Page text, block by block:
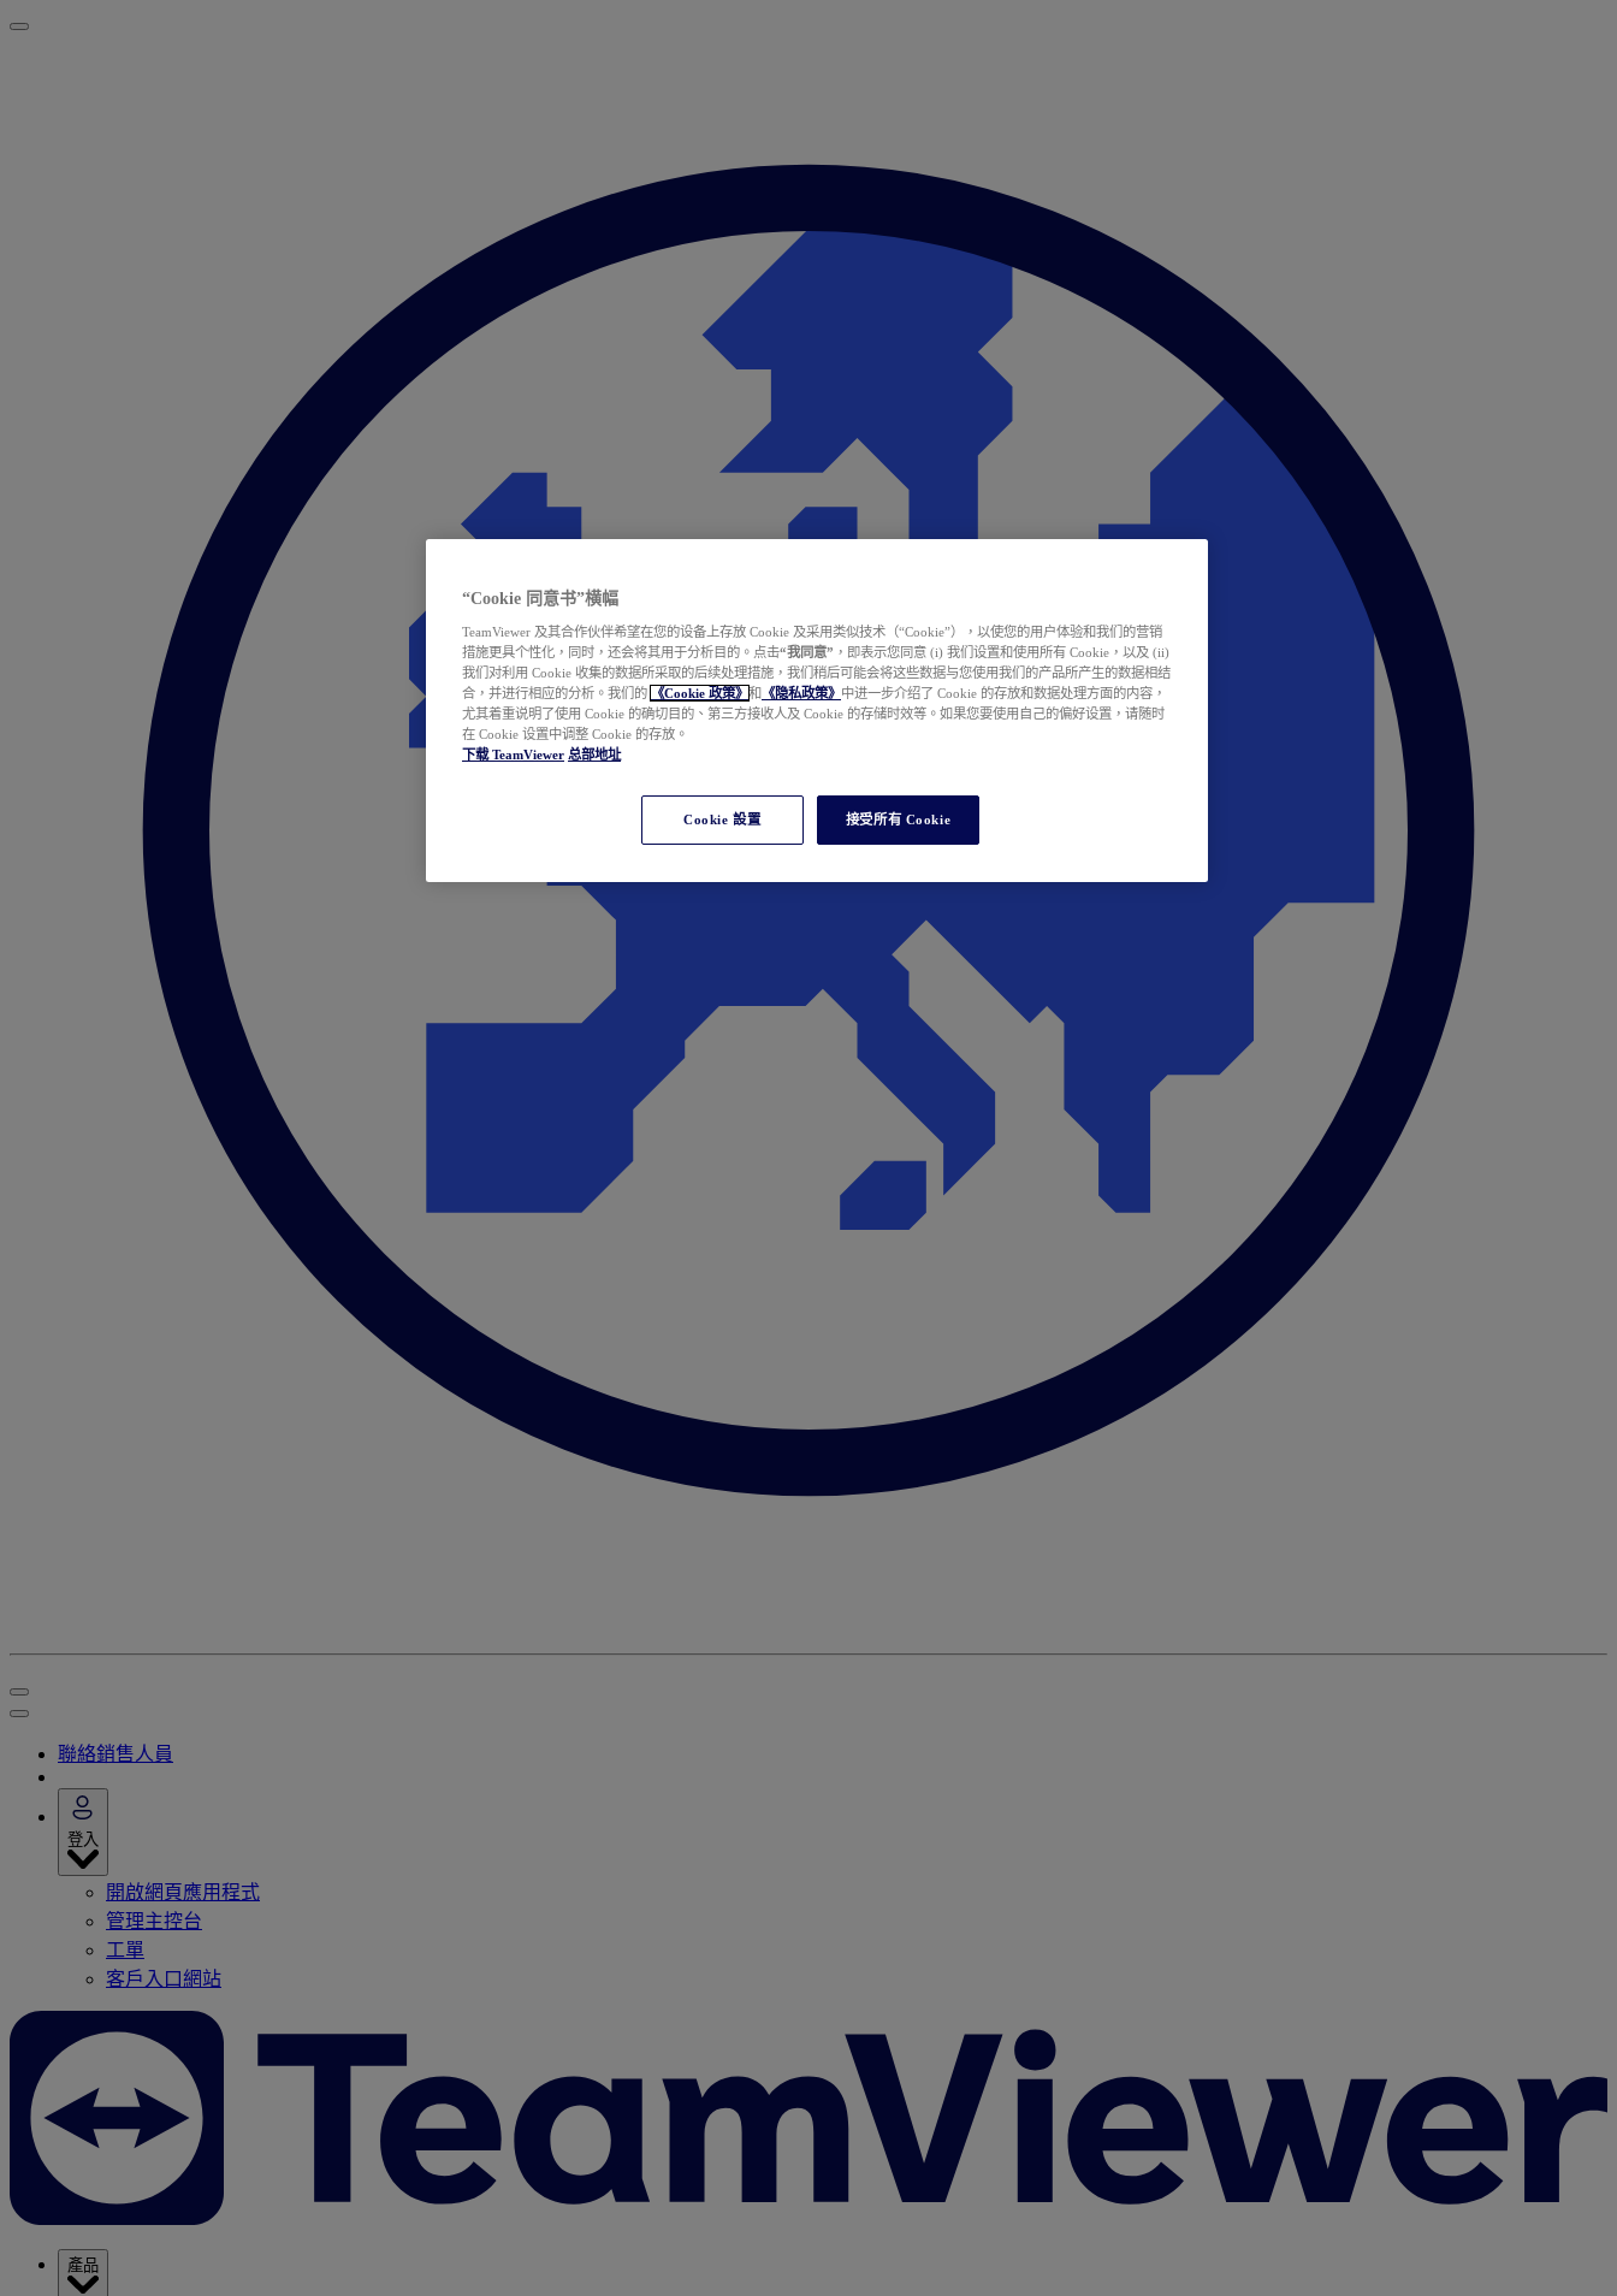
聯絡銷售人員
登入
開啟網頁應用程式
管理主控台
工單
客戶入口網站
產品
“Cookie 同意书”横幅
TeamViewer 及其合作伙伴希望在您的设备上存放 Cookie 及采用类似技术（“Cookie”），以使您的用户体验和我们的营销
措施更具个性化，同时，还会将其用于分析目的。点击“我同意” ，即表示您同意 (i) 我们设置和使用所有 Cookie，以及 (ii)
我们对利用 Cookie 收集的数据所采取的后续处理措施，我们稍后可能会将这些数据与您使用我们的产品所产生的数据相结
合，并进行相应的分析。我们的
《Cookie 政策》 和 《隐私政策》 中进一步介绍了 Cookie 的存放和数据处理方面的内容，
尤其着重说明了使用 Cookie 的确切目的、第三方接收人及 Cookie 的存储时效等。如果您要使用自己的偏好设置，请随时
在 Cookie 设置中调整 Cookie 的存放。
下载 TeamViewer 总部地址
Cookie 設置 接受所有 Cookie